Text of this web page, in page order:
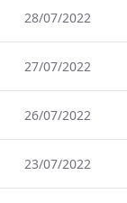
28/07/2022
27/07/2022
26/07/2022
23/07/2022